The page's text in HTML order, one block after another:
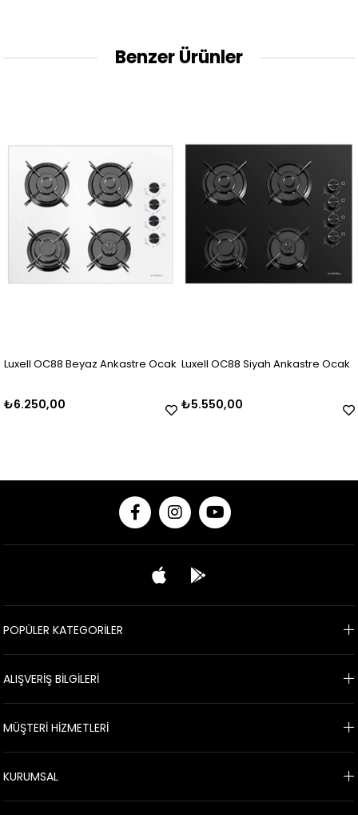
Benzer Ürünler
Luxell OC88 Beyaz Ankastre Ocak
₺6.250,00
Luxell OC88 Siyah Ankastre Ocak
₺5.550,00
POPÜLER KATEGORİLER
ALIŞVERİŞ BİLGİLERİ
MÜŞTERİ HİZMETLERİ
KURUMSAL